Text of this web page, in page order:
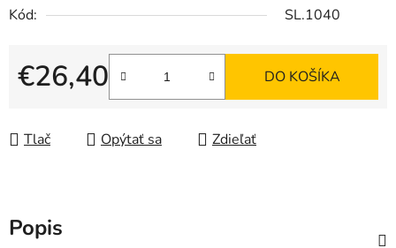
Kód:
SL.1040
€26,40
Jednotková cena:
DO KOŠÍKA
Tlač Opýtať sa Zdieľať
Popis